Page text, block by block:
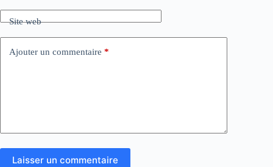
Site web
Ajouter un commentaire *
Laisser un commentaire